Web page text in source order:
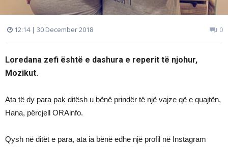
12:14 | 30 December 2018 0
Loredana zefi është e dashura e reperit të njohur,
Mozikut.
Ata të dy para pak ditësh u bënë prindër të një vajze që e quajtën,
Hana, përcjell ORAinfo.
Qysh në ditët e para, ata ia bënë edhe një profil në Instagram